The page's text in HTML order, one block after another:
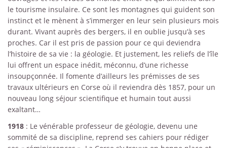
le tourisme insulaire. Ce sont les montagnes qui guident son
instinct et le mènent à s’immerger en leur sein plusieurs mois
durant. Vivant auprès des bergers, il en oublie jusqu’à ses
proches. Car il est pris de passion pour ce qui deviendra
l’histoire de sa vie : la géologie. Et justement, les reliefs de l’île
lui offrent un espace inédit, méconnu, d’une richesse
insoupçonnée. Il fomente d’ailleurs les prémisses de ses
travaux ultérieurs en Corse où il reviendra dès 1857, pour un
nouveau long séjour scientifique et humain tout aussi
exaltant…
1918 : Le vénérable professeur de géologie, devenu une
sommité de sa discipline, reprend ses cahiers pour rédiger